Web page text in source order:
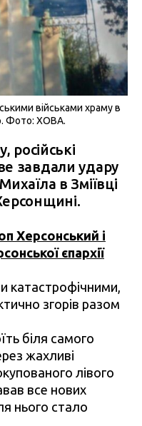
військами храму в
Фото: ХОВА.
російські
завдали удару
в Зміївці
Херсонський і
єпархії
катастрофічними,
згорів разом
біля самого
жахливі
лівого
все нових
нього стало